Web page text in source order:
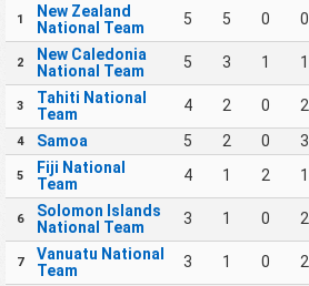
1
New Zealand
National Team
5 5 0 0
2
New Caledonia
National Team
5 3 1 1
3
Tahiti National
Team
4 2 0 2
4 Samoa 5 2 0 3
5
Fiji National
Team
4 1 2 1
6
Solomon Islands
National Team
3 1 0 2
7
Vanuatu National
Team
3 1 0 2